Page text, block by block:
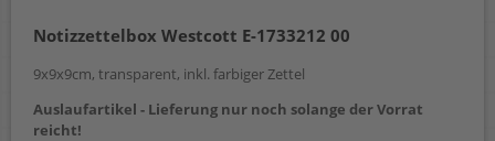
Notizzettelbox Westcott E-1733212 00
9x9x9cm, transparent, inkl. farbiger Zettel
Auslaufartikel - Lieferung nur noch solange der Vorrat
reicht!